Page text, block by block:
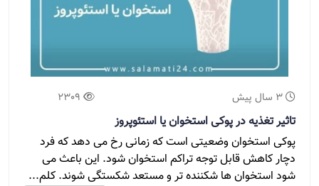
3 سال پیش 2309
تاثیر تغذیه در پوکی استخوان یا استئوپروز
پوکی استخوان وضعیتی است که زمانی رخ می دهد که فرد
دچار کاهش قابل توجه تراکم استخوان شود. این باعث می
شود استخوان ها شکننده تر و مستعد شکستگی شوند. کلم...